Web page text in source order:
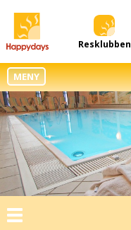
Resklubben
MENY
Toggle
navigation